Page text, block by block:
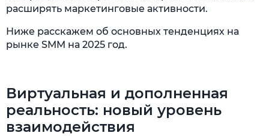
расширять маркетинговые активности.
Ниже расскажем об основных тенденциях на
рынке SMM на 2025 год.
Виртуальная и дополненная
реальность: новый уровень
взаимодействия